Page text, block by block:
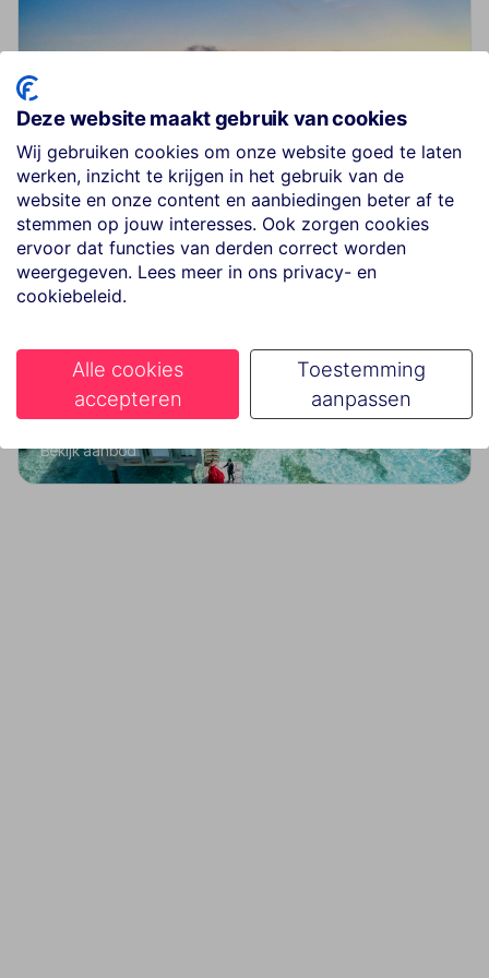
Adults Only
Bekijk aanbod
5 sterren
Bekijk aanbod
Deze website maakt gebruik van cookies
Wij gebruiken cookies om onze website goed te laten
werken, inzicht te krijgen in het gebruik van de
website en onze content en aanbiedingen beter af te
stemmen op jouw interesses. Ook zorgen cookies
ervoor dat functies van derden correct worden
weergegeven. Lees meer in ons privacy- en
cookiebeleid.
Alle cookies
accepteren
Toestemming
aanpassen